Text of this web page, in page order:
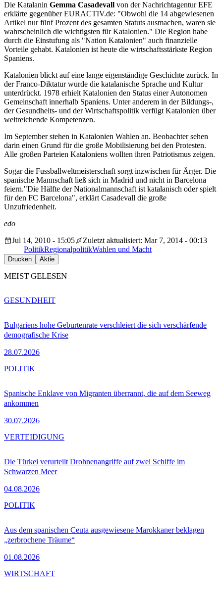
Die Katalanin Gemma Casadevall von der Nachrichtagentur EFE
erklärte gegenüber EURACTIV.de: "Obwohl die 14 abgewiesenen
Artikel nur fünf Prozent des gesamten Statuts ausmachen, waren sie
wahrscheinlich die wichtigsten für Katalonien." Die Region habe
durch die Einstufung als "Nation Katalonien" auch finanzielle
Vorteile gehabt. Katalonien ist heute die wirtschaftsstärkste Region
Spaniens.
Katalonien blickt auf eine lange eigenständige Geschichte zurück. In
der Franco-Diktatur wurde die katalanische Sprache und Kultur
unterdrückt. 1978 erhielt Katalonien den Status einer Autonomen
Gemeinschaft innerhalb Spaniens. Unter anderem in der Bildungs-,
der Gesundheits- und der Wirtschaftspolitik verfügt Katalonien über
weitreichende Kompetenzen.
Im September stehen in Katalonien Wahlen an. Beobachter sehen
darin einen Grund für die große Mobilisierung bei den Protesten.
Alle großen Parteien Kataloniens wollten ihren Patriotismus zeigen.
Sogar die Fussballweltmeisterschaft sorgt inzwischen für Ärger. Die
spanische Mannschaft ließ sich in Madrid und nicht in Barcelona
feiern."Die Hälfte der Nationalmannschaft ist katalanisch oder spielt
für den FC Barcelona", erklärt Casadevall die große
Unzufriedenheit.
edo
Jul 14, 2010 - 15:05
Zuletzt aktualisiert: Mar 7, 2014 - 00:13
PolitikRegionalpolitikWahlen und Macht
Drucken Aktie
MEIST GELESEN
Bulgariens hohe Geburtenrate verschleiert die sich verschärfende
demografische Krise
28.07.2026
GESUNDHEIT
Spanische Enklave von Migranten überrannt, die auf dem Seeweg
ankommen
30.07.2026
POLITIK
Die Türkei verurteilt Drohnenangriffe auf zwei Schiffe im
Schwarzen Meer
04.08.2026
VERTEIDIGUNG
Aus dem spanischen Ceuta ausgewiesene Marokkaner beklagen
„zerbrochene Träume“
01.08.2026
POLITIK
WIRTSCHAFT